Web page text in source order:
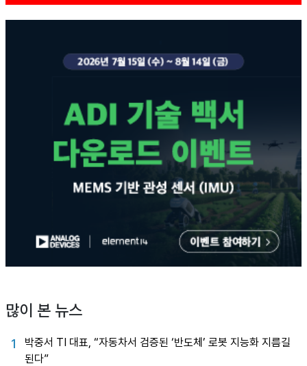
많이 본 뉴스
1
박중서 TI 대표, “자동차서 검증된 ‘반도체’ 로봇 지능화 지름길
된다”